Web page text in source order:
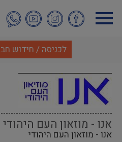
לתוכן
העיקרי
לכניסה / חידוש
אנו - מוזאון העם היהודי
אנו - מוזאון העם היהודי